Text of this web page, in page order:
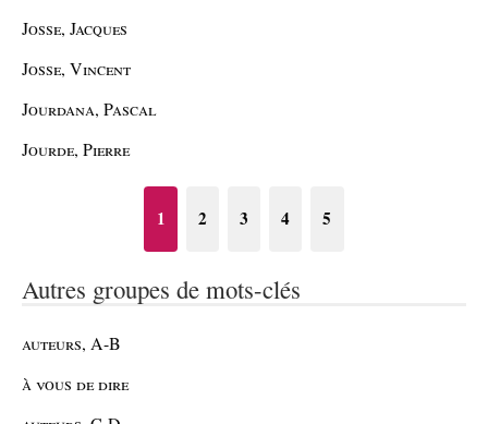
Josse, Jacques
Josse, Vincent
Jourdana, Pascal
Jourde, Pierre
1 2 3 4 5
Autres groupes de mots-clés
auteurs, A-B
à vous de dire